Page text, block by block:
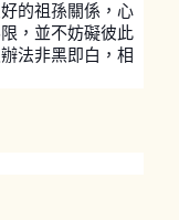
的祖孫關係，心
，並不妨礙彼此
法非黑即白，相